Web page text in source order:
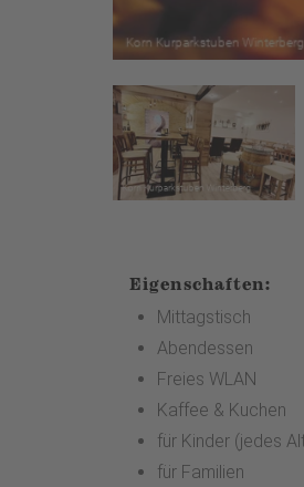
Eigenschaften:
Mittagstisch
Abendessen
Freies WLAN
Kaffee & Kuchen
für Kinder (jedes
für Familien